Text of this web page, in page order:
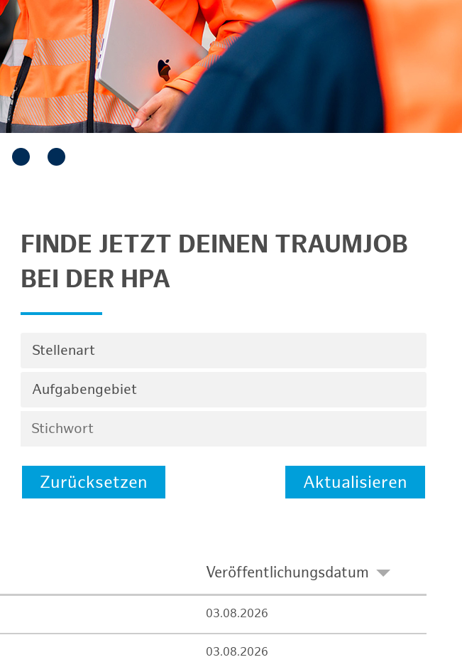
FINDE JETZT DEINEN TRAUMJOB
BEI DER HPA
Stellenart
Aufgabengebiet
Zurücksetzen Aktualisieren
Veröffentlichungsdatum
03.08.2026
03.08.2026